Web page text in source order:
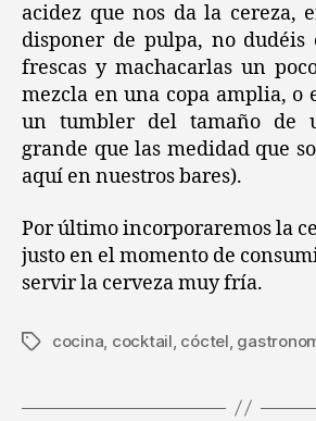
acidez que nos da la cereza,
disponer de pulpa, no dudéis
frescas y machacarlas un
mezcla en una copa amplia, o
un tumbler del tamaño de
grande que las medidad que
aquí en nuestros bares).
Por último incorporaremos la
justo en el momento de
servir la cerveza muy fría.
Etiquetas
cocina cocktail cóctel